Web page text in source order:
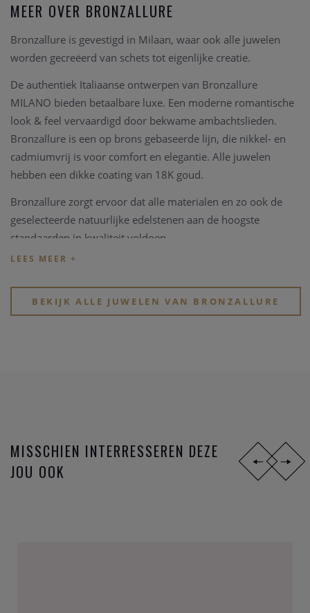
MEER OVER BRONZALLURE
Bronzallure is gevestigd in Milaan, waar ook alle juwelen
worden gecreëerd van schets tot eigenlijke creatie.
De authentiek Italiaanse ontwerpen van Bronzallure
MILANO bieden betaalbare luxe. Een moderne romantische
look & feel vervaardigd door bekwame ambachtslieden.
Bronzallure is een op brons gebaseerde lijn, die nikkel- en
cadmiumvrij is voor comfort en elegantie. Alle juwelen
hebben een dikke coating van 18K goud.
Bronzallure zorgt ervoor dat alle materialen en zo ook de
geselecteerde natuurlijke edelstenen aan de hoogste
standaarden in kwaliteit voldoen.
BEKIJK ALLE JUWELEN VAN BRONZALLURE
MISSCHIEN INTERRESSEREN DEZE
JOU OOK